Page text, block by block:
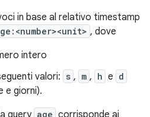
in base al relativo timestamp
, dove
intero
valori: s , m , h e d
e giorni).
age